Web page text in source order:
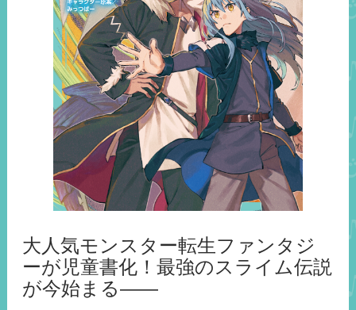
大人気モンスター転生ファンタジ
ーが児童書化！最強のスライム伝説
が今始まる――